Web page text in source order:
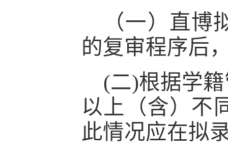
（一）直
的复审程序后
(二)根据学
以上（含）不
此情况应在拟